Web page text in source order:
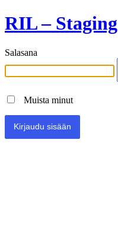
RIL – Staging
Salasana
Muista minut